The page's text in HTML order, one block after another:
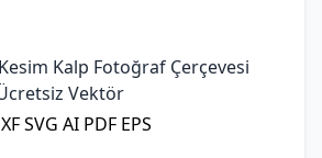
Kalp Fotoğraf Çerçevesi
Vektör
SVG AI PDF EPS